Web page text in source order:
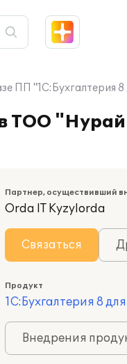
ПП "1С:Бухгалтерия 8
в ТОО
Партнер, осуществивший
Orda IT Kyzylorda
Связаться
Продукт
1С:Бухгалтерия 8
Внедрения